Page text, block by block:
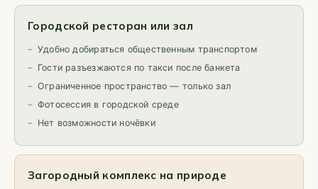
Городской ресторан или зал
Удобно добираться общественным транспортом
Гости разъезжаются по такси после банкета
Ограниченное пространство — только зал
Фотосессия в городской среде
Нет возможности ночёвки
Загородный комплекс на природе